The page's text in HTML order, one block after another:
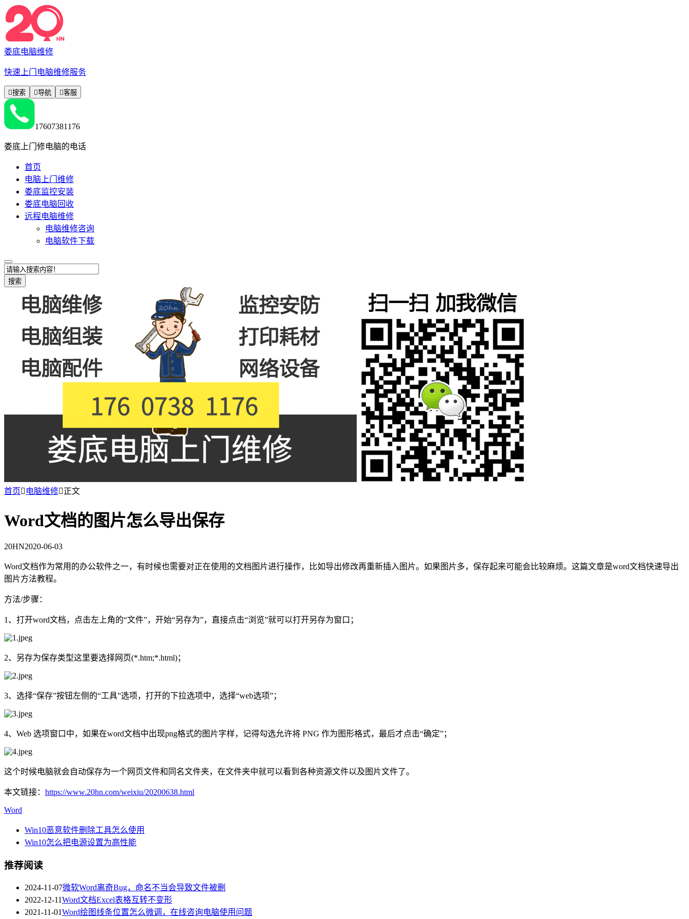
娄底电脑维修
快速上门电脑维修服务
搜索 导航 客服
17607381176
娄底上门修电脑的电话
首页
电脑上门维修
娄底监控安装
娄底电脑回收
远程电脑维修
电脑维修咨询
电脑软件下载
搜索
首页 电脑维修正文
Word文档的图片怎么导出保存
20HN2020-06-03
Word文档作为常用的办公软件之一，有时候也需要对正在使用的文档图片进行操作，比如导出修改再重新插入图片。如果图片多，保存起来可能会比较麻烦。这篇文章是word文档快速导出
图片方法教程。
方法/步骤：
1、打开word文档，点击左上角的“文件”，开始“另存为”，直接点击“浏览”就可以打开另存为窗口；
2、另存为保存类型这里要选择网页(*.htm;*.html)；
3、选择“保存”按钮左侧的“工具”选项，打开的下拉选项中，选择“web选项”；
4、Web 选项窗口中，如果在word文档中出现png格式的图片字样，记得勾选允许将 PNG 作为图形格式，最后才点击“确定”；
这个时候电脑就会自动保存为一个网页文件和同名文件夹，在文件夹中就可以看到各种资源文件以及图片文件了。
本文链接： https://www.20hn.com/weixiu/20200638.html
Word
Win10恶意软件删除工具怎么使用
Win10怎么把电源设置为高性能
推荐阅读
2024-11-07微软Word离奇Bug，命名不当会导致文件被删
2022-12-11Word文档Excel表格互转不变形
2021-11-01Word绘图线条位置怎么微调，在线咨询电脑使用问题